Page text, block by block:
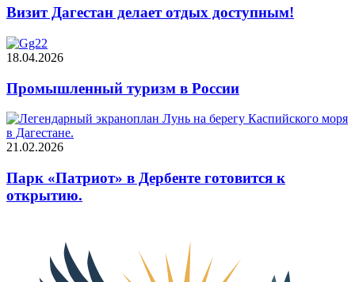
Визит Дагестан делает отдых доступным!
18.04.2026
Промышленный туризм в России
21.02.2026
Парк «Патриот» в Дербенте готовится к
открытию.